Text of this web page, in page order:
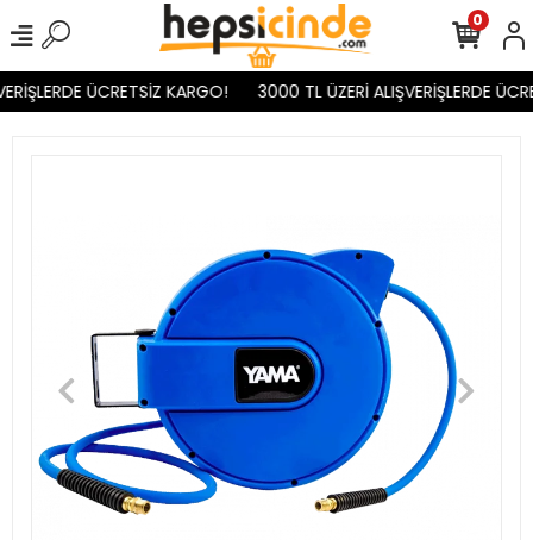
ÜCRETSİZ KARGO! 3000 TL ÜZERİ ALIŞVERİŞLERDE
0